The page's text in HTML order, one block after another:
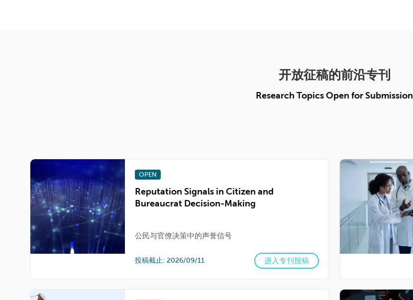
开放征稿的前沿专刊
Research Topics Open for Submission
OPEN
Reputation Signals in Citizen and
Bureaucrat Decision-Making
公民与官僚决策中的声誉信号
投稿截止: 2026/09/11 进入专刊投稿